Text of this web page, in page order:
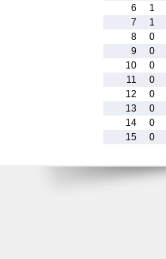
6
1
7
1
8
0
9
0
10
0
11
0
12
0
13
0
14
0
15
0